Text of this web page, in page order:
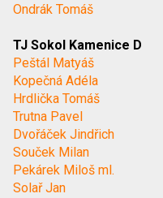
Ondrák Tomáš
TJ Sokol Kamenice D
Peštál Matyáš
Kopečná Adéla
Hrdlička Tomáš
Trutna Pavel
Dvořáček Jindřich
Souček Milan
Pekárek Miloš ml.
Solař Jan